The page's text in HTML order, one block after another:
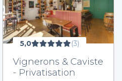
5,0 (3)
Vignerons & Caviste
- Privatisation